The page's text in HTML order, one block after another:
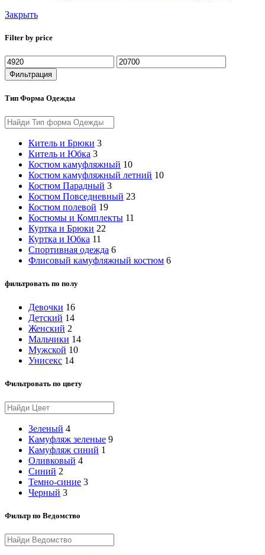
Закрыть
Filter by price
Фильтрация
Тип Форма Одежды
Китель и Брюки 3
Китель и Юбка 3
Костюм камуфляжный 10
Костюм камуфляжный летний 10
Костюм Парадный 3
Костюм Повседневный 23
Костюм полевой 19
Костюмы и Комплекты 11
Куртка и Брюки 22
Куртка и Юбка 11
Спортивная одежда 6
Флисовый камуфляжный костюм 6
фильтровать по полу
Девочки 16
Детский 14
Женский 2
Мальчики 14
Мужской 10
Унисекс 14
Фильтровать по цвету
Зеленый 4
Камуфляж зеленые 9
Камуфляж синий 1
Оливковый 4
Синий 2
Темно-синие 3
Черный 3
Фильтр по Ведомство